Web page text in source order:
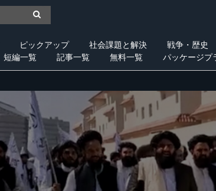
ピックアップ 社会課題と解決 戦争・歴史
短編一覧 記事一覧 無料一覧 パッケージプ